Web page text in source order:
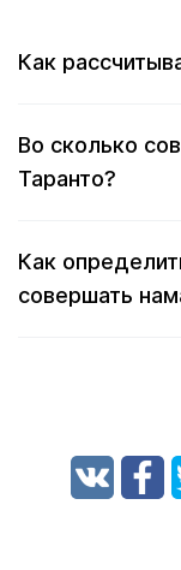
Как
Во сколько
Таранто?
Как
совершать